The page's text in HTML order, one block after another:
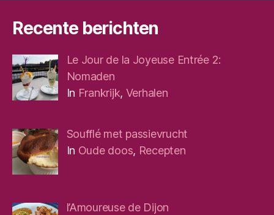
Recente berichten
Le Jour de la Joyeuse Entrée 2:
Nomaden
In Frankrijk, Verhalen
Soufflé met passievrucht
In Oude doos, Recepten
l’Amoureuse de Dijon